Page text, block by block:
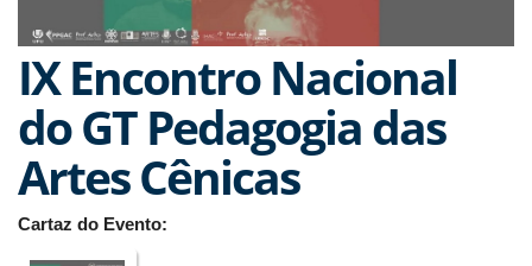
IX Encontro Nacional
do GT Pedagogia das
Artes Cênicas
Cartaz do Evento: